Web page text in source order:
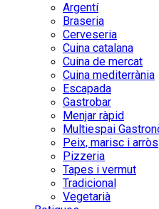
Argentí
Braseria
Cerveseria
Cuina catalana
Cuina de mercat
Cuina mediterrània
Escapada
Gastrobar
Menjar ràpid
Multiespai
Peix, marisc i arròs
Pizzeria
Tapes i vermut
Tradicional
Vegetarià